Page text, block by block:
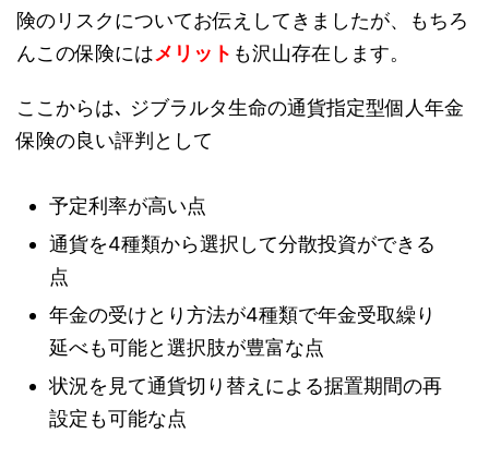
険のリスクについてお伝えしてきましたが、もちろ
んこの保険にはメリット も沢山存在します。
ここからは､ ジブラルタ生命の通貨指定型個人年金
保険の良い評判として
予定利率が高い点
通貨を4種類から選択して分散投資ができる
点
年金の受けとり方法が4種類で年金受取繰り
延べも可能と選択肢が豊富な点
状況を見て通貨切り替えによる据置期間の再
設定も可能な点